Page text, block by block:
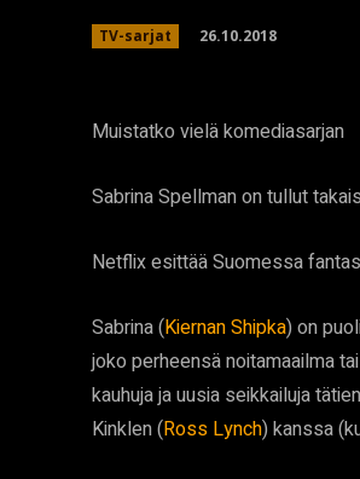
TV-sarjat 26.10.2018
Muistatko vielä komediasarjan
Sabrina Spellman on tullut
Netflix esittää Suomessa
Sabrina (Kiernan Shipka) on
joko perheensä noitamaailma
kauhuja ja uusia seikkailuja
Kinklen (Ross Lynch) kanssa